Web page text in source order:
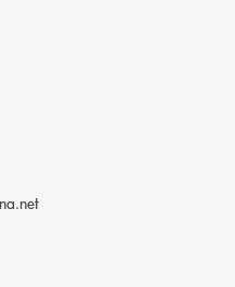
apre l’app di posta
(si apre l’app di posta